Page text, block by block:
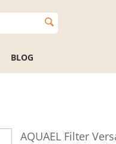
BLOG
AQUAEL Filter